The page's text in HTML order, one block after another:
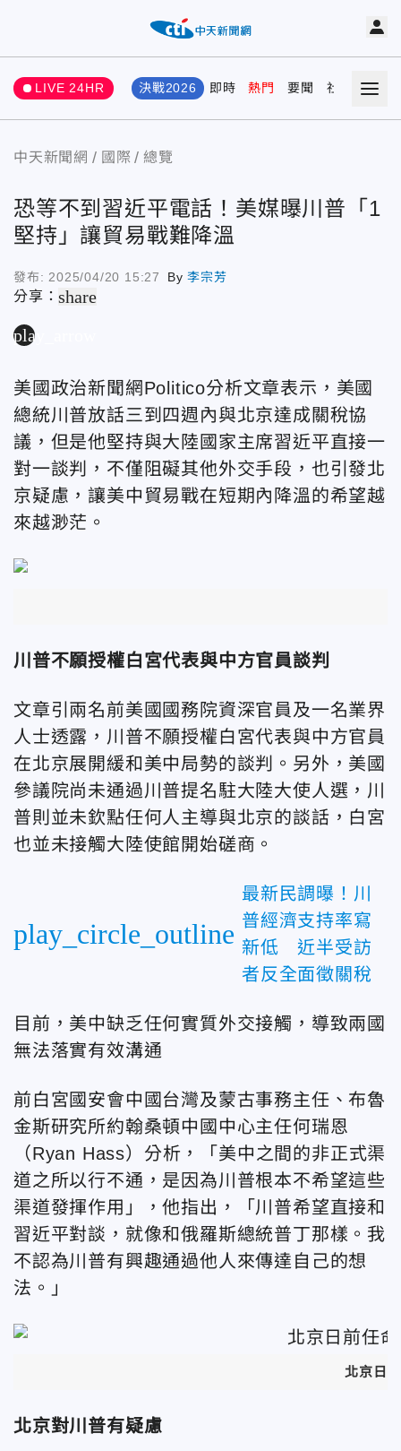
LIVE 24HR 決戰2026 即時 熱門 要聞 社會 娛樂
中天新聞網 國際 總覽
恐等不到習近平電話！美媒曝川普「1
堅持」讓貿易戰難降溫
發布: 2025/04/20 15:27 By李宗芳
分享：share
play_arrow
美國政治新聞網Politico分析文章表示，美國
總統川普放話三到四週內與北京達成關稅協
議，但是他堅持與大陸國家主席習近平直接一
對一談判，不僅阻礙其他外交手段，也引發北
京疑慮，讓美中貿易戰在短期內降溫的希望越
來越渺茫。
川普不願授權白宮代表與中方官員談判
文章引兩名前美國國務院資深官員及一名業界
人士透露，川普不願授權白宮代表與中方官員
在北京展開緩和美中局勢的談判。另外，美國
參議院尚未通過川普提名駐大陸大使人選，川
普則並未欽點任何人主導與北京的談話，白宮
也並未接觸大陸使館開始磋商。
play_circle_outline
最新民調曝！川
普經濟支持率寫
新低 近半受訪
者反全面徵關稅
目前，美中缺乏任何實質外交接觸，導致兩國
無法落實有效溝通
前白宮國安會中國台灣及蒙古事務主任、布魯
金斯研究所約翰桑頓中國中心主任何瑞恩
（Ryan Hass）分析，「美中之間的非正式渠
道之所以行不通，是因為川普根本不希望這些
渠道發揮作用」，他指出，「川普希望直接和
習近平對談，就像和俄羅斯總統普丁那樣。我
不認為川普有興趣通過他人來傳達自己的想
法。」
北京日
北京對川普有疑慮